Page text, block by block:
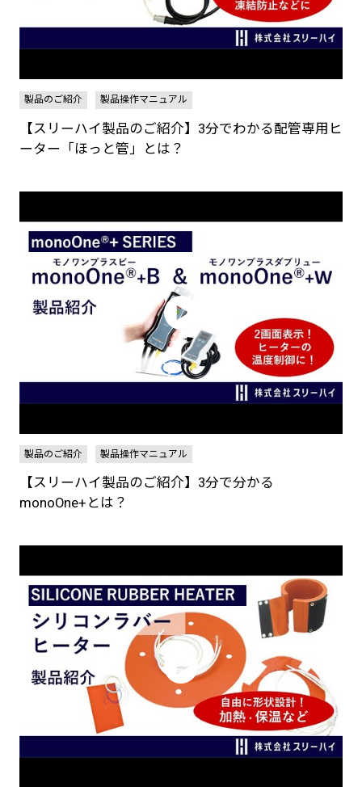
製品のご紹介 製品操作マニュアル
【スリーハイ製品のご紹介】3分でわかる配管専用ヒ
ーター「ほっと管」とは？
製品のご紹介 製品操作マニュアル
【スリーハイ製品のご紹介】3分で分かる
monoOne+とは？